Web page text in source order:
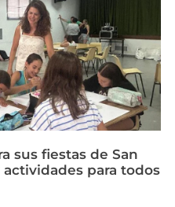
sus fiestas de San
para todos